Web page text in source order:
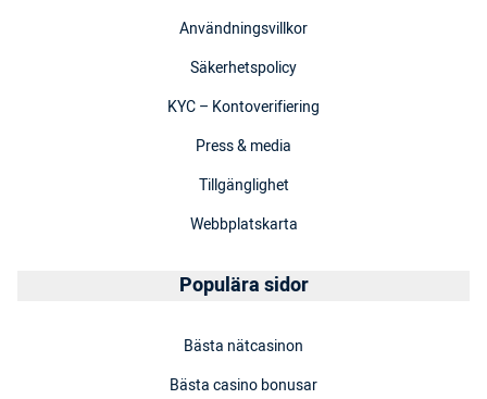
Användningsvillkor
Säkerhetspolicy
KYC – Kontoverifiering
Press & media
Tillgänglighet
Webbplatskarta
Populära sidor
Bästa nätcasinon
Bästa casino bonusar